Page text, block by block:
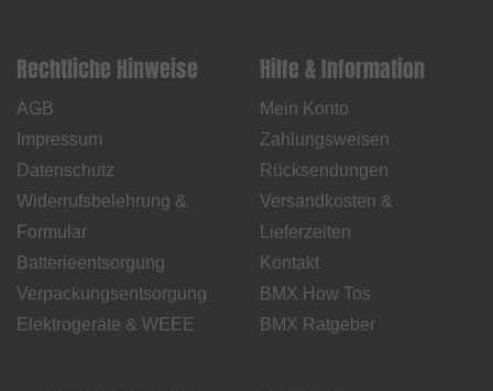
Rechtliche Hinweise
AGB
Impressum
Datenschutz
Widerrufsbelehrung &
Formular
Batterieentsorgung
Verpackungsentsorgung
Elektrogeräte & WEEE
Hilfe & Information
Mein Konto
Zahlungsweisen
Rücksendungen
Versandkosten &
Lieferzeiten
Kontakt
BMX How Tos
BMX Ratgeber